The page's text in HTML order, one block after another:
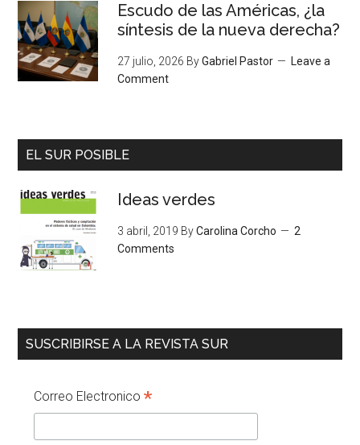
Escudo de las Américas, ¿la
síntesis de la nueva derecha?
27 julio, 2026 ByGabriel Pastor
Leave a
Comment
EL SUR POSIBLE
Ideas verdes
3 abril, 2019 ByCarolina Corcho
2
Comments
SUSCRIBIRSE A LA REVISTA SUR
Correo Electronico*